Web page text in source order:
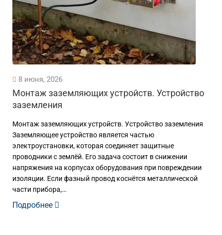
8 июня, 2026
Монтаж заземляющих устройств. Устройство
заземления
Монтаж заземляющих устройств. Устройство заземления
Заземляющее устройство является частью
электроустановки, которая соединяет защитные
проводники с землёй. Его задача состоит в снижении
напряжения на корпусах оборудования при повреждении
изоляции. Если фазный провод коснётся металлической
части прибора,…
Подробнее